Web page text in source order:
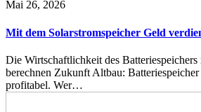
Mai 26, 2026
Mit dem Solarstromspeicher Geld
Die Wirtschaftlichkeit des
berechnen Zukunft Altbau:
profitabel. Wer…